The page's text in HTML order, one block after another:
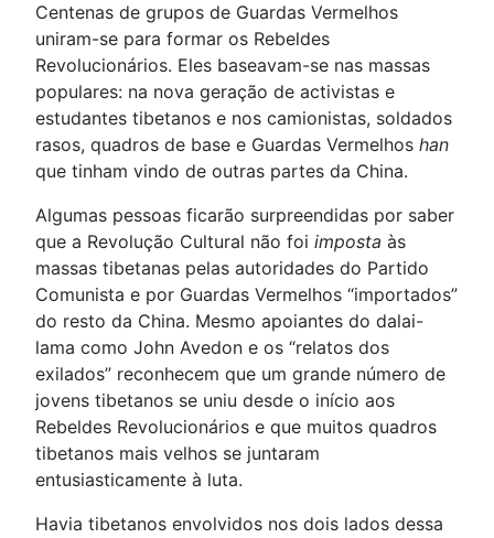
Centenas de grupos de Guardas Vermelhos
uniram-se para formar os Rebeldes
Revolucionários. Eles baseavam-se nas massas
populares: na nova geração de activistas e
estudantes tibetanos e nos camionistas, soldados
rasos, quadros de base e Guardas Vermelhos han
que tinham vindo de outras partes da China.
Algumas pessoas ficarão surpreendidas por saber
que a Revolução Cultural não foi imposta às
massas tibetanas pelas autoridades do Partido
Comunista e por Guardas Vermelhos “importados”
do resto da China. Mesmo apoiantes do dalai-
lama como John Avedon e os “relatos dos
exilados” reconhecem que um grande número de
jovens tibetanos se uniu desde o início aos
Rebeldes Revolucionários e que muitos quadros
tibetanos mais velhos se juntaram
entusiasticamente à luta.
Havia tibetanos envolvidos nos dois lados dessa